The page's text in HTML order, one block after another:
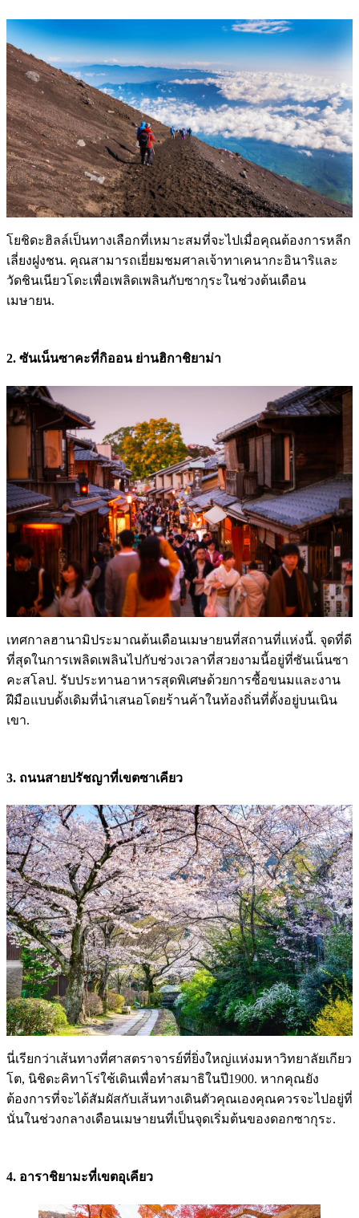
โยชิดะฮิลล์เป็นทางเลือกที่เหมาะสมที่จะไปเมื่อคุณต้องการหลีก
เลี่ยงฝูงชน. คุณสามารถเยี่ยมชมศาลเจ้าทาเคนากะอินาริและ
วัดชินเนียวโดะเพื่อเพลิดเพลินกับซากุระในช่วงต้นเดือน
เมษายน.
2. ซันเน็นซาคะที่กิออน ย่านฮิกาชิยาม่า
เทศกาลฮานามิประมาณต้นเดือนเมษายนที่สถานที่แห่งนี้. จุดที่ดี
ที่สุดในการเพลิดเพลินไปกับช่วงเวลาที่สวยงามนี้อยู่ที่ซันเน็นซา
คะสโลป. รับประทานอาหารสุดพิเศษด้วยการซื้อขนมและงาน
ฝีมือแบบดั้งเดิมที่นำเสนอโดยร้านค้าในท้องถิ่นที่ตั้งอยู่บนเนิน
เขา.
3. ถนนสายปรัชญาที่เขตซาเคียว
นี่เรียกว่าเส้นทางที่ศาสตราจารย์ที่ยิ่งใหญ่แห่งมหาวิทยาลัยเกียว
โต, นิชิดะคิทาโร่ใช้เดินเพื่อทำสมาธิในปี1900. หากคุณยัง
ต้องการที่จะได้สัมผัสกับเส้นทางเดินตัวคุณเองคุณควรจะไปอยู่ที่
นั่นในช่วงกลางเดือนเมษายนที่เป็นจุดเริ่มต้นของดอกซากุระ.
4. อาราชิยามะที่เขตอุเคียว